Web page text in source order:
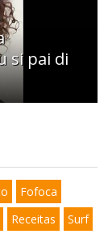
si pai di
Fofoca
Receitas
Surf